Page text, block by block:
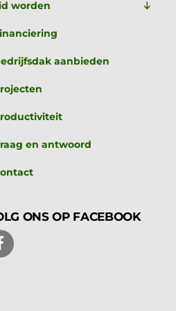
worden
aanbieden
en antwoord
ONS OP FACEBOOK